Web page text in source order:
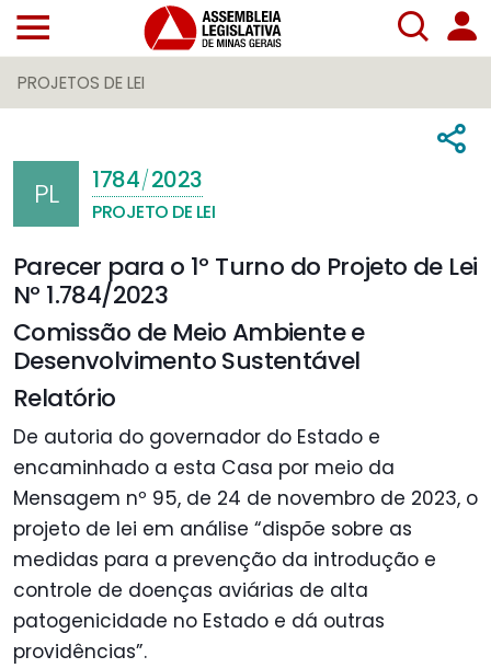
PROJETOS DE LEI
PL 1784/2023
PROJETO DE LEI
Parecer para o 1º Turno do Projeto de Lei
Nº 1.784/2023
Comissão de Meio Ambiente e
Desenvolvimento Sustentável
Relatório
De autoria do governador do Estado e
encaminhado a esta Casa por meio da
Mensagem nº 95, de 24 de novembro de 2023, o
projeto de lei em análise “dispõe sobre as
medidas para a prevenção da introdução e
controle de doenças aviárias de alta
patogenicidade no Estado e dá outras
providências”.